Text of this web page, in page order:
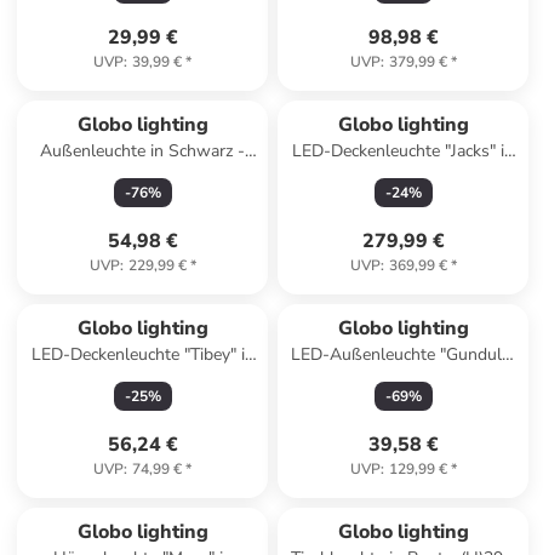
29,99 €
UVP: 39,99 €*
98,98 €
UVP: 379,99 €*
Globo lighting
Außenleuchte in Schwarz -
(H)100 x Ø 32 cm
-76%
54,98 €
UVP: 229,99 €*
Globo lighting
LED-Deckenleuchte "Jacks" in
Weiß/ Hellbraun - (L)58 x
(B)50 x (H)10 cm
-24%
279,99 €
UVP: 369,99 €*
Globo lighting
LED-Deckenleuchte "Tibey" in
Gold/ Weiß - (H)3 x Ø 45 cm
-25%
56,24 €
UVP: 74,99 €*
Globo lighting
LED-Außenleuchte "Gundula"
in Schwarz - (B)12 x (H)32 cm
-69%
39,58 €
UVP: 129,99 €*
Globo lighting Globo lighting